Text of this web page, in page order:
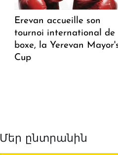
Erevan accueille son
tournoi international de
boxe, la Yerevan
Cup
Մեր ընտրանին